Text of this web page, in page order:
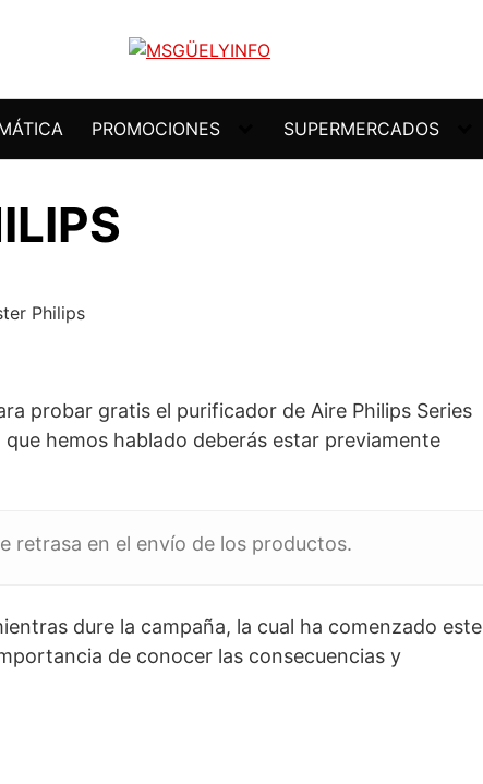
PROMOCIONES SUPERMERCADOS
probar gratis el purificador de Aire Philips Series
hemos hablado deberás estar previamente
retrasa en el envío de los productos.
dure la campaña, la cual ha comenzado este
de conocer las consecuencias y